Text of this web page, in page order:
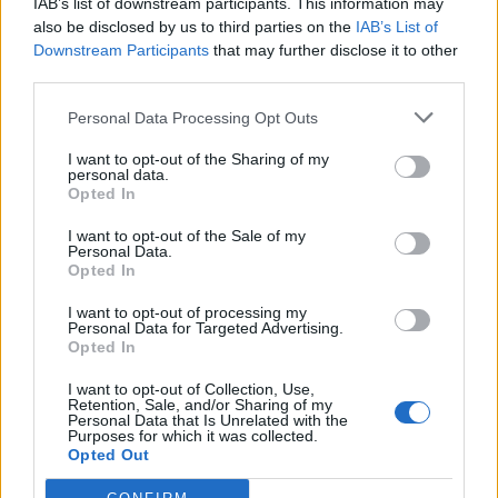
also be disclosed by us to third parties on the IAB’s List of
Downstream Participants that may further disclose it to other
Personal Data Processing Opt Outs
I want to opt-out of the Sharing of my
personal data.
Opted In
I want to opt-out of the Sale of my
Personal Data.
Opted In
I want to opt-out of processing my
Personal Data for Targeted Advertising.
Opted In
I want to opt-out of Collection, Use,
Retention, Sale, and/or Sharing of my
Personal Data that Is Unrelated with the
Purposes for which it was collected.
Opted Out
jovens ao mundo do trabalho
Colheita de sangue regressa ao
de agosto
DESTAQUES